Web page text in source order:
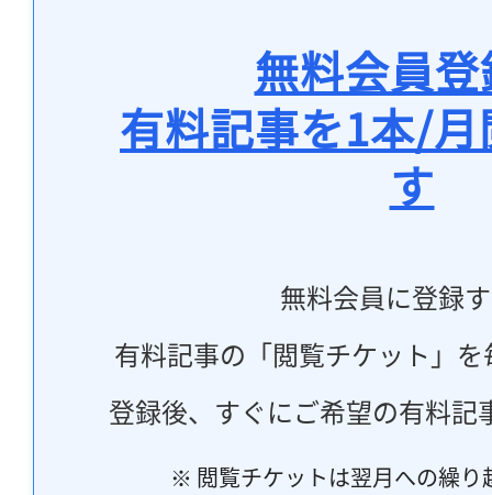
無料会員
有料記事を1本/
す
無料会員に登録
有料記事の「閲覧チケット」
登録後、すぐにご希望の有料記
※ 閲覧チケットは翌月への繰り